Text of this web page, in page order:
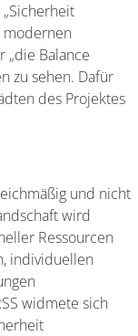
modernen
„die Balance
zu sehen. Dafür
des Projektes
und nicht
wird
Ressourcen
individuellen
widmete sich